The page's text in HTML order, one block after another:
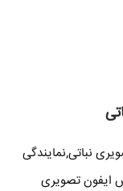
نباتی,نمایندگی
ایفون تصویری